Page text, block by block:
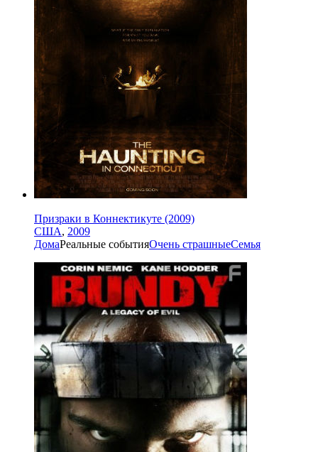
Призраки в Коннектикуте (2009)
США, 2009
ДомаРеальные событияОчень страшныеСемья